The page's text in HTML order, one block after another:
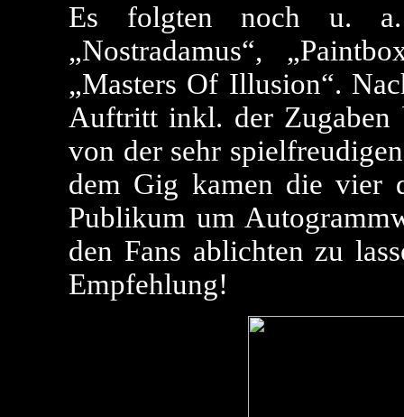
Es folgten noch u. a.
„Nostradamus“,
„Masters Of Illusion“.
Auftritt inkl. der Zugaben
von der sehr
dem Gig kamen die vier
Publikum um
den Fans ablichten zu
Empfehlung!